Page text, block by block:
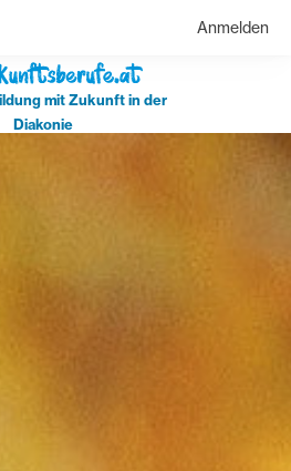
Anmelden
mit Zukunft in der
Diakonie